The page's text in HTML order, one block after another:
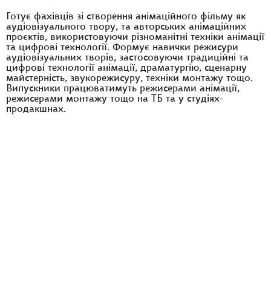
Готує фахівців зі створення анімаційного фільму як
аудіовізуального твору, та авторських анімаційних
проєктів, використовуючи різноманітні техніки анімації
та цифрові технології. Формує навички режисури
аудіовізуальних творів, застосовуючи традиційні та
цифрові технології анімації, драматургію, сценарну
майстерність, звукорежисуру, техніки монтажу тощо.
Випускники працюватимуть режисерами анімації,
режисерами монтажу тощо на ТБ та у студіях-
продакшнах.